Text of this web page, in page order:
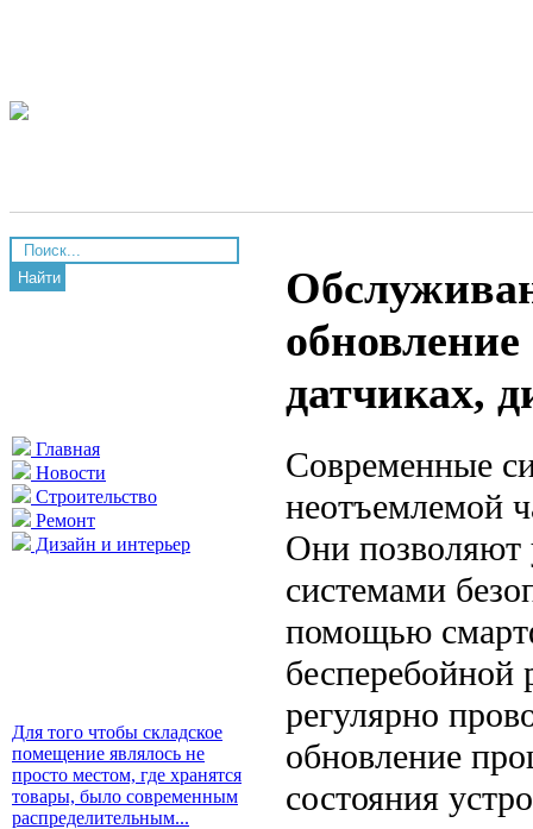
Найти
Главная
Новости
Строительство
Ремонт
Дизайн и интерьер
Для того чтобы складское
помещение являлось не
просто местом, где хранятся
товары, было современным
распределительным...
датчиках,
Современные
неотъемлемой
Они позволяют
системами
помощью
бесперебойной
регулярно
обновление
состояния